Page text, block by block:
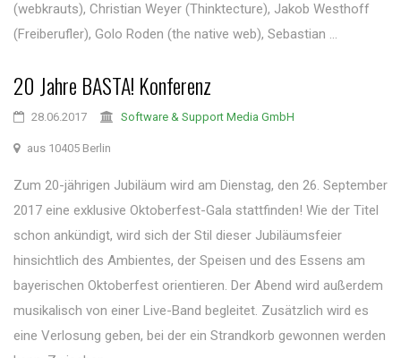
(webkrauts), Christian Weyer (Thinktecture), Jakob Westhoff
(Freiberufler), Golo Roden (the native web), Sebastian ...
20 Jahre BASTA! Konferenz
28.06.2017 Software & Support Media GmbH
aus 10405 Berlin
Zum 20-jährigen Jubiläum wird am Dienstag, den 26. September
2017 eine exklusive Oktoberfest-Gala stattfinden! Wie der Titel
schon ankündigt, wird sich der Stil dieser Jubiläumsfeier
hinsichtlich des Ambientes, der Speisen und des Essens am
bayerischen Oktoberfest orientieren. Der Abend wird außerdem
musikalisch von einer Live-Band begleitet. Zusätzlich wird es
eine Verlosung geben, bei der ein Strandkorb gewonnen werden